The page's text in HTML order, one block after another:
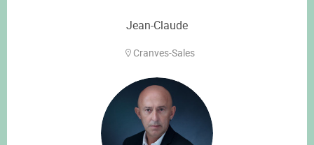
Jean-Claude
Cranves-Sales